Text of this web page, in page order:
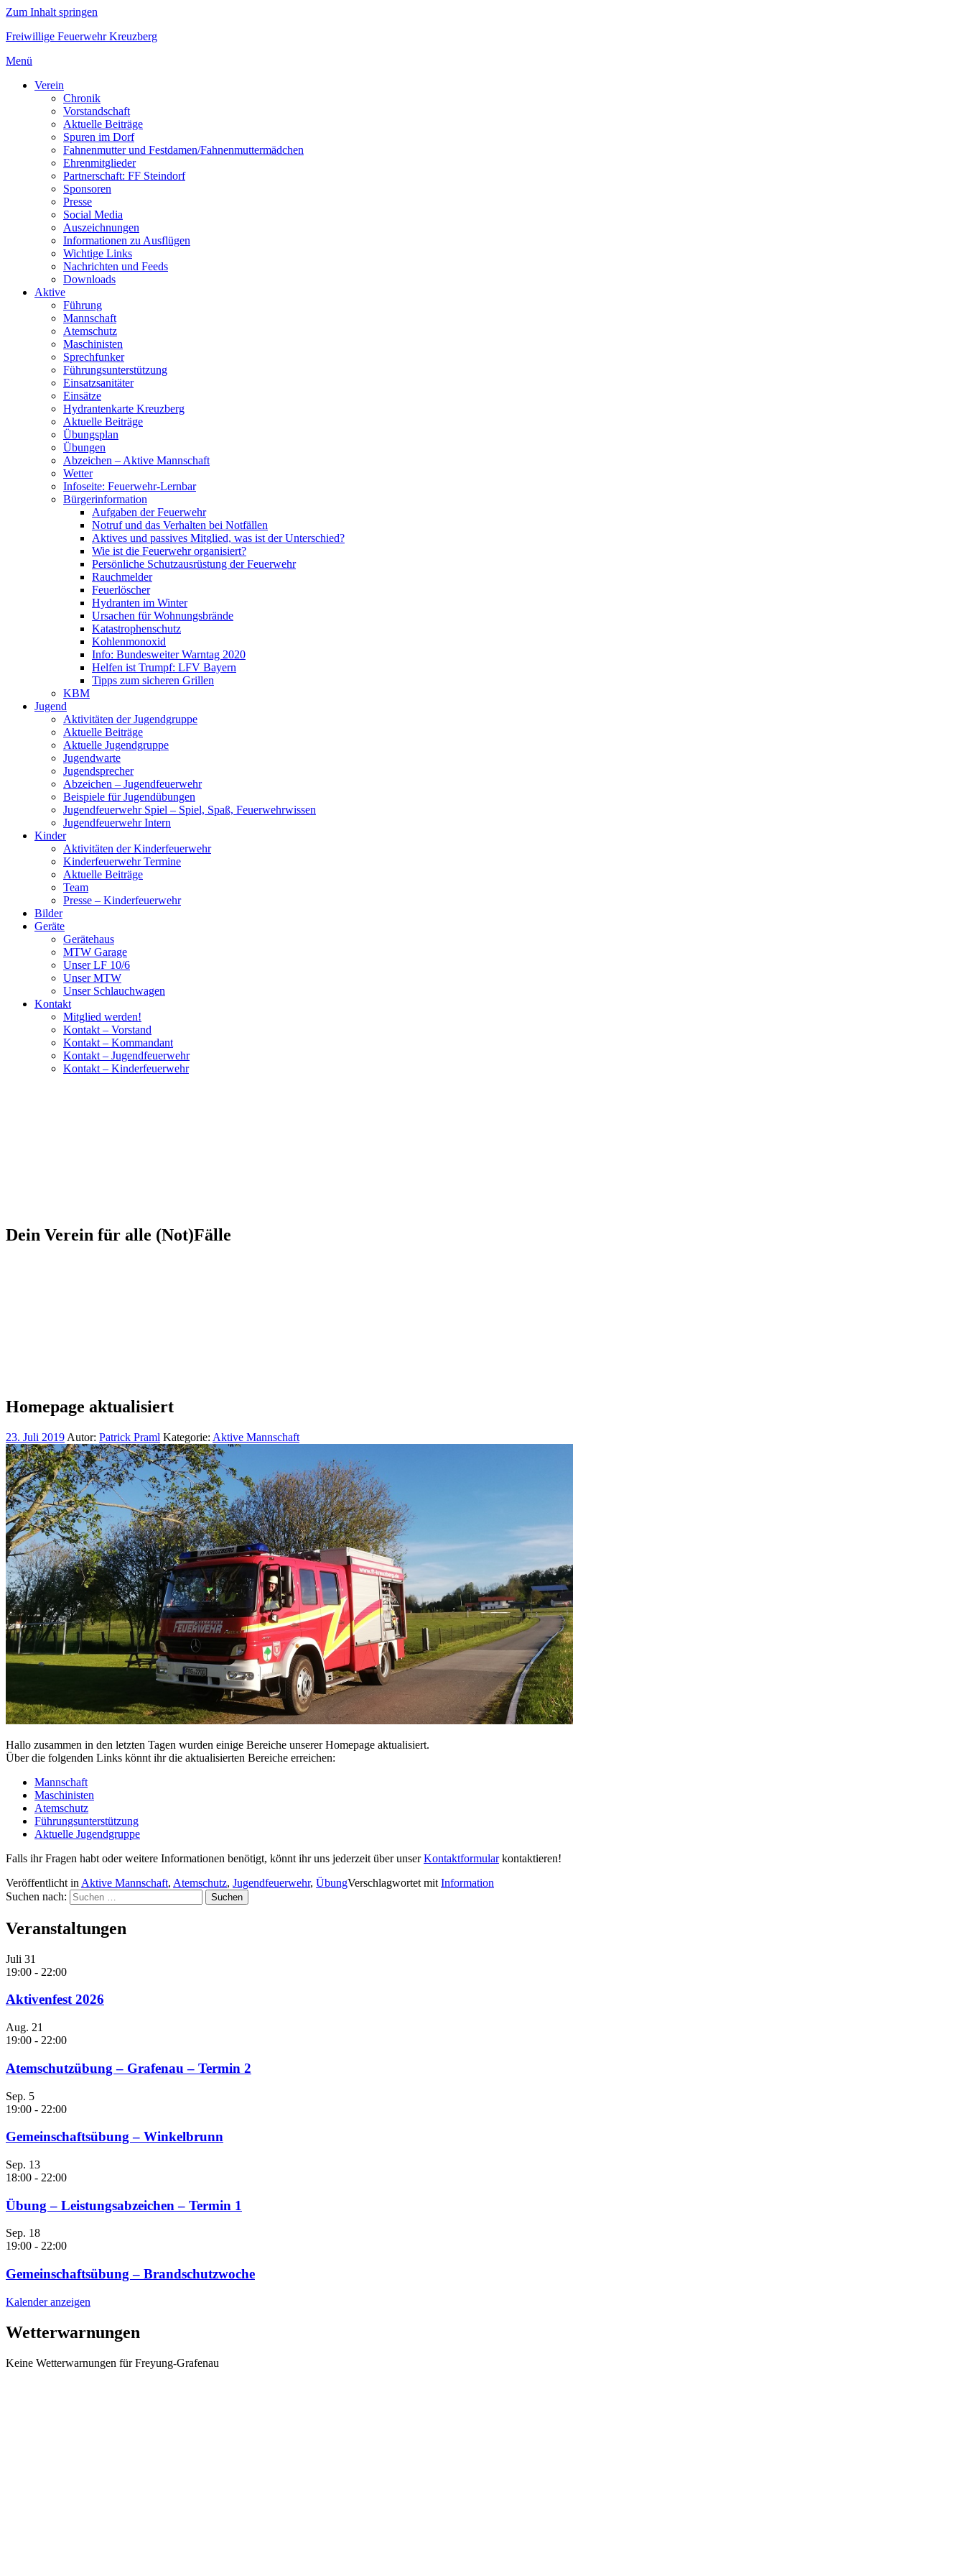
Zum Inhalt springen
Freiwillige Feuerwehr Kreuzberg
Menü
Verein
Chronik
Vorstandschaft
Aktuelle Beiträge
Spuren im Dorf
Fahnenmutter und Festdamen/Fahnenmuttermädchen
Ehrenmitglieder
Partnerschaft: FF Steindorf
Sponsoren
Presse
Social Media
Auszeichnungen
Informationen zu Ausflügen
Wichtige Links
Nachrichten und Feeds
Downloads
Aktive
Führung
Mannschaft
Atemschutz
Maschinisten
Sprechfunker
Führungsunterstützung
Einsatzsanitäter
Einsätze
Hydrantenkarte Kreuzberg
Aktuelle Beiträge
Übungsplan
Übungen
Abzeichen – Aktive Mannschaft
Wetter
Infoseite: Feuerwehr-Lernbar
Bürgerinformation
Aufgaben der Feuerwehr
Notruf und das Verhalten bei Notfällen
Aktives und passives Mitglied, was ist der Unterschied?
Wie ist die Feuerwehr organisiert?
Persönliche Schutzausrüstung der Feuerwehr
Rauchmelder
Feuerlöscher
Hydranten im Winter
Ursachen für Wohnungsbrände
Katastrophenschutz
Kohlenmonoxid
Info: Bundesweiter Warntag 2020
Helfen ist Trumpf: LFV Bayern
Tipps zum sicheren Grillen
KBM
Jugend
Aktivitäten der Jugendgruppe
Aktuelle Beiträge
Aktuelle Jugendgruppe
Jugendwarte
Jugendsprecher
Abzeichen – Jugendfeuerwehr
Beispiele für Jugendübungen
Jugendfeuerwehr Spiel – Spiel, Spaß, Feuerwehrwissen
Jugendfeuerwehr Intern
Kinder
Aktivitäten der Kinderfeuerwehr
Kinderfeuerwehr Termine
Aktuelle Beiträge
Team
Presse – Kinderfeuerwehr
Bilder
Geräte
Gerätehaus
MTW Garage
Unser LF 10/6
Unser MTW
Unser Schlauchwagen
Kontakt
Mitglied werden!
Kontakt – Vorstand
Kontakt – Kommandant
Kontakt – Jugendfeuerwehr
Kontakt – Kinderfeuerwehr
Dein Verein für alle (Not)Fälle
Homepage aktualisiert
23. Juli 2019 Autor: Patrick Praml Kategorie: Aktive Mannschaft
Hallo zusammen in den letzten Tagen wurden einige Bereiche unserer Homepage aktualisiert.
Über die folgenden Links könnt ihr die aktualisierten Bereiche erreichen:
Mannschaft
Maschinisten
Atemschutz
Führungsunterstützung
Aktuelle Jugendgruppe
Falls ihr Fragen habt oder weitere Informationen benötigt, könnt ihr uns jederzeit über unserKontaktformularkontaktieren!
Veröffentlicht in Aktive Mannschaft, Atemschutz, Jugendfeuerwehr, ÜbungVerschlagwortet mit Information
Suchen nach:
Veranstaltungen
Juli 31
19:00 - 22:00
Aktivenfest 2026
Aug. 21
19:00 - 22:00
Atemschutzübung – Grafenau – Termin 2
Sep. 5
19:00 - 22:00
Gemeinschaftsübung – Winkelbrunn
Sep. 13
18:00 - 22:00
Übung – Leistungsabzeichen – Termin 1
Sep. 18
19:00 - 22:00
Gemeinschaftsübung – Brandschutzwoche
Kalender anzeigen
Wetterwarnungen
Keine Wetterwarnungen für Freyung-Grafenau